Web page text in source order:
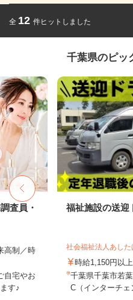
全 12 件ヒットしました
千葉県のピッ
査員・
高制／時
宅やお
す♪
福祉施設の送迎
社会福祉法人あし
時給1,150円以上
千葉県千葉市若
C（インターチェ